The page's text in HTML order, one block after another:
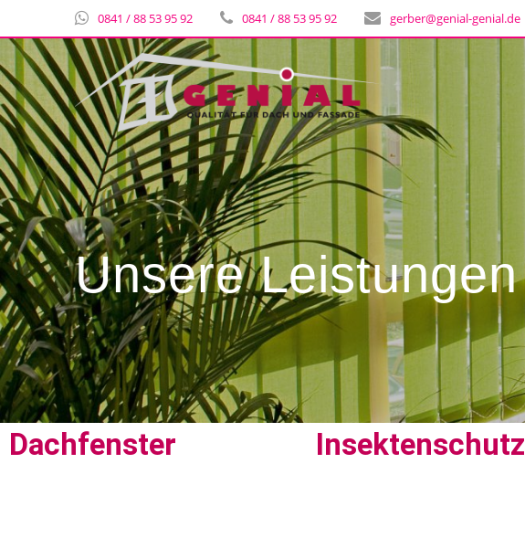
0841 / 88 53 95 92 0841 / 88 53 95 92 gerber@genial-genial.de
Unsere Leistungen
Dachfenster Insektenschutz